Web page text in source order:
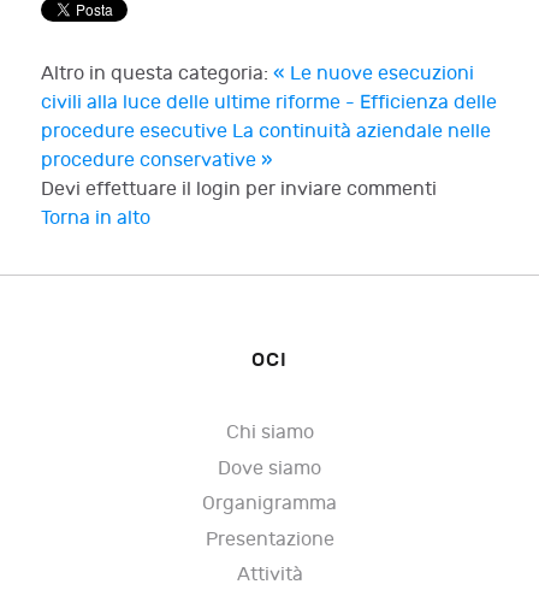
Maltese)
Altro in questa categoria: « Le nuove esecuzioni
civili alla luce delle ultime riforme - Efficienza delle
procedure esecutive La continuità aziendale nelle
procedure conservative »
Devi effettuare il login per inviare commenti
Torna in alto
OCI
Chi siamo
Dove siamo
Organigramma
Presentazione
Attività